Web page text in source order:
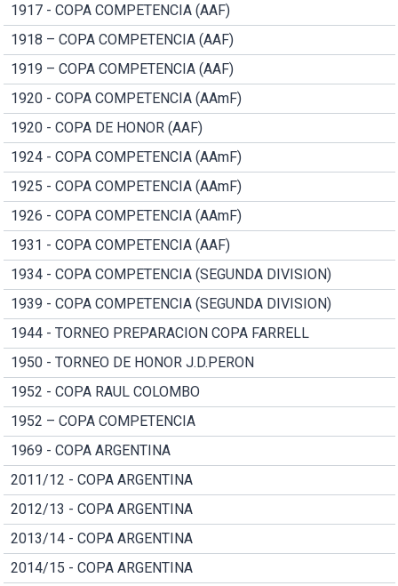
1917 - COPA COMPETENCIA (AAF)
1918 – COPA COMPETENCIA (AAF)
1919 – COPA COMPETENCIA (AAF)
1920 - COPA COMPETENCIA (AAmF)
1920 - COPA DE HONOR (AAF)
1924 - COPA COMPETENCIA (AAmF)
1925 - COPA COMPETENCIA (AAmF)
1926 - COPA COMPETENCIA (AAmF)
1931 - COPA COMPETENCIA (AAF)
1934 - COPA COMPETENCIA (SEGUNDA DIVISION)
1939 - COPA COMPETENCIA (SEGUNDA DIVISION)
1944 - TORNEO PREPARACION COPA FARRELL
1950 - TORNEO DE HONOR J.D.PERON
1952 - COPA RAUL COLOMBO
1952 – COPA COMPETENCIA
1969 - COPA ARGENTINA
2011/12 - COPA ARGENTINA
2012/13 - COPA ARGENTINA
2013/14 - COPA ARGENTINA
2014/15 - COPA ARGENTINA